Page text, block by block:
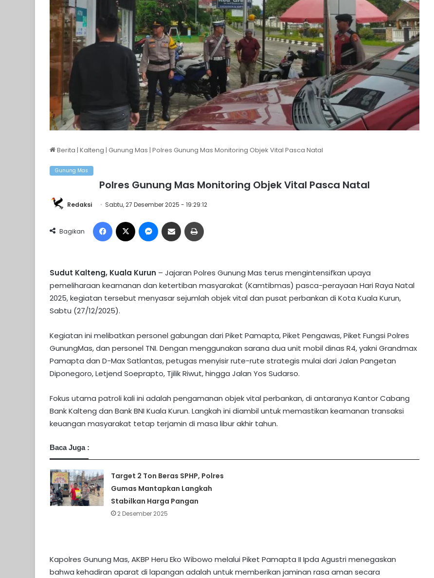
Berita | Kalteng | Gunung Mas | Polres Gunung Mas Monitoring Objek Vital Pasca Natal
Gunung Mas
Polres Gunung Mas Monitoring Objek Vital Pasca Natal
Redaksi Sabtu, 27 Desember 2025 - 19:29:12
Bagikan
Facebook Messenger
Share via Email
Sudut Kalteng, Kuala Kurun – Jajaran Polres Gunung Mas terus mengintensifkan upaya
pemeliharaan keamanan dan ketertiban masyarakat (Kamtibmas) pasca-perayaan Hari Raya Natal
2025, kegiatan tersebut menyasar sejumlah objek vital dan pusat perbankan di Kota Kuala Kurun,
Sabtu (27/12/2025).
Kegiatan ini melibatkan personel gabungan dari Piket Pamapta, Piket Pengawas, Piket Fungsi Polres
GunungMas, dan personel TNI. Dengan menggunakan sarana dua unit mobil dinas R4, yakni Grandmax
Pamapta dan D-Max Satlantas, petugas menyisir rute-rute strategis mulai dari Jalan Pangetan
Diponegoro, Letjend Soeprapto, Tjilik Riwut, hingga Jalan Yos Sudarso.
Fokus utama patroli kali ini adalah pengamanan objek vital perbankan, di antaranya Kantor Cabang
Bank Kalteng dan Bank BNI Kuala Kurun. Langkah ini diambil untuk memastikan keamanan transaksi
keuangan masyarakat tetap terjamin di masa libur akhir tahun.
Baca Juga :
Target 2 Ton Beras SPHP, Polres
Gumas Mantapkan Langkah
Stabilkan Harga Pangan
2 Desember 2025
Kapolres Gunung Mas, AKBP Heru Eko Wibowo melalui Piket Pamapta II Ipda Agustri menegaskan
bahwa kehadiran aparat di lapangan adalah untuk memberikan jaminan rasa aman secara